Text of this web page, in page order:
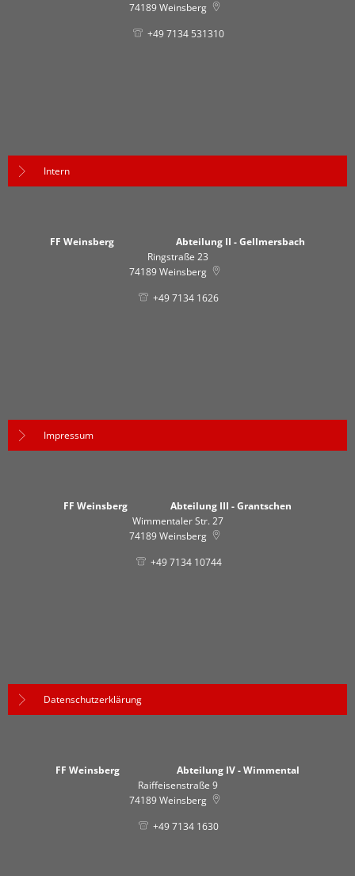
74189Weinsberg
+49 7134 531310
Intern
FF Weinsberg Abteilung II - Gellmersbach
Ringstraße 23
74189Weinsberg
+49 7134 1626
Impressum
FF Weinsberg Abteilung III - Grantschen
Wimmentaler Str. 27
74189Weinsberg
+49 7134 10744
Datenschutzerklärung
FF Weinsberg Abteilung IV - Wimmental
Raiffeisenstraße 9
74189Weinsberg
+49 7134 1630